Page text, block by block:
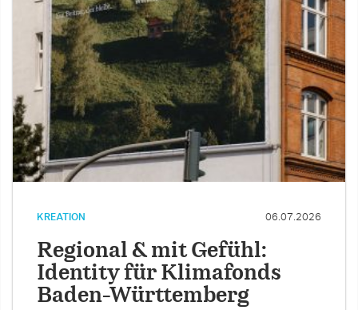
KREATION 06.07.2026
Regional & mit Gefühl:
Identity für Klimafonds
Baden-Württemberg